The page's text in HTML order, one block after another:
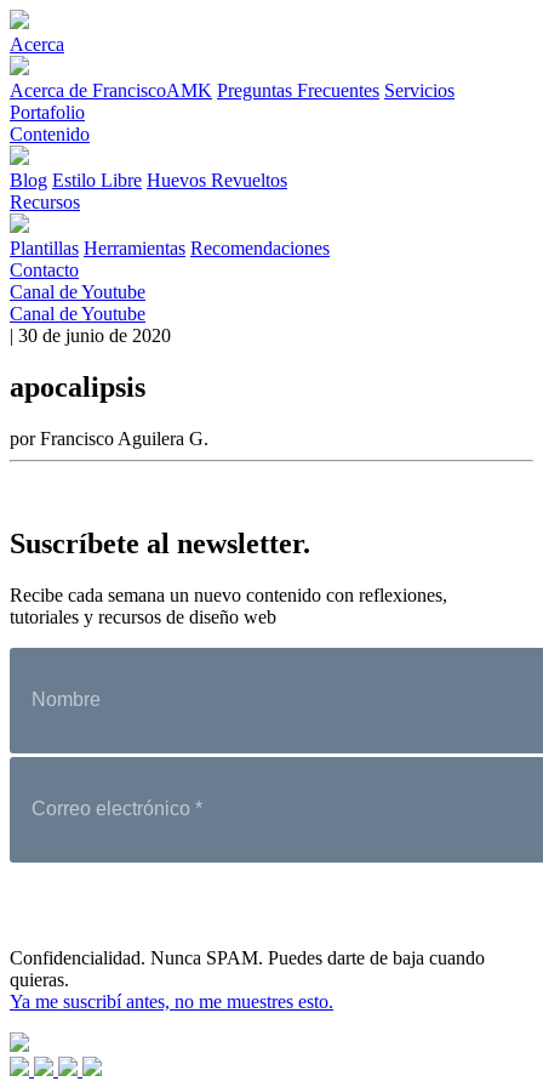
Acerca
Acerca de FranciscoAMK Preguntas Frecuentes Servicios
Portafolio
Contenido
Blog Estilo Libre Huevos Revueltos
Recursos
Plantillas Herramientas Recomendaciones
Contacto
Canal de Youtube
Canal de Youtube
| 30 de junio de 2020
apocalipsis
por Francisco Aguilera G.
Suscríbete al newsletter.
Recibe cada semana un nuevo contenido con reflexiones,
tutoriales y recursos de diseño web
Confidencialidad. Nunca SPAM. Puedes darte de baja cuando
quieras.
Ya me suscribí antes, no me muestres esto.